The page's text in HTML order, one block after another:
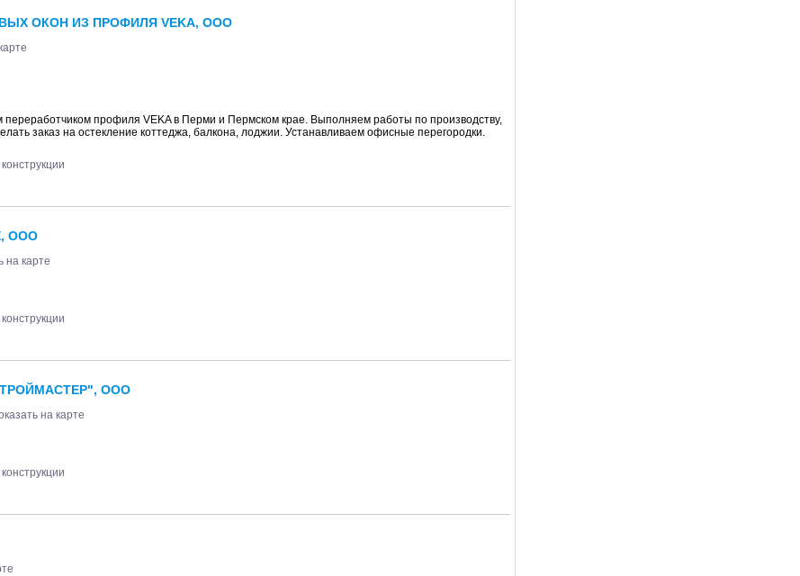
ОКОН ИЗ ПРОФИЛЯ VEKA, ООО
профиля VEKA в Перми и Пермском крае. Выполняем работы по производству,
заказ на остекление коттеджа, балкона, лоджии. Устанавливаем офисные перегородки.
ООО
на карте
ООО
на карте